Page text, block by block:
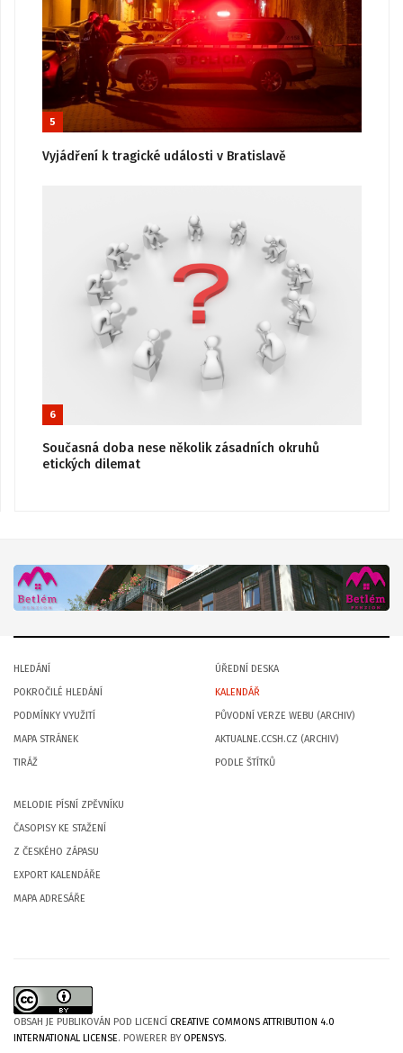
5
Vyjádření k tragické události v Bratislavě
6
Současná doba nese několik zásadních okruhů
etických dilemat
HLEDÁNÍ
POKROČILÉ HLEDÁNÍ
PODMÍNKY VYUŽITÍ
MAPA STRÁNEK
TIRÁŽ
ÚŘEDNÍ DESKA
KALENDÁŘ
PŮVODNÍ VERZE WEBU (ARCHIV)
AKTUALNE.CCSH.CZ (ARCHIV)
PODLE ŠTÍTKŮ
MELODIE PÍSNÍ ZPĚVNÍKU
ČASOPISY KE STAŽENÍ
Z ČESKÉHO ZÁPASU
EXPORT KALENDÁŘE
MAPA ADRESÁŘE
OBSAH JE PUBLIKOVÁN POD LICENCÍ CREATIVE COMMONS ATTRIBUTION 4.0
INTERNATIONAL LICENSE. POWERER BYOPENSYS.